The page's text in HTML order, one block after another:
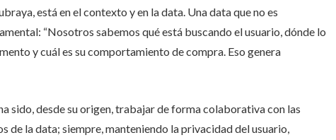
está en el contexto y en la data. Una data que no es
“Nosotros sabemos qué está buscando el usuario, dónde lo
y cuál es su comportamiento de compra. Eso genera
sido, desde su origen, trabajar de forma colaborativa con las
de la data; siempre, manteniendo la privacidad del usuario,